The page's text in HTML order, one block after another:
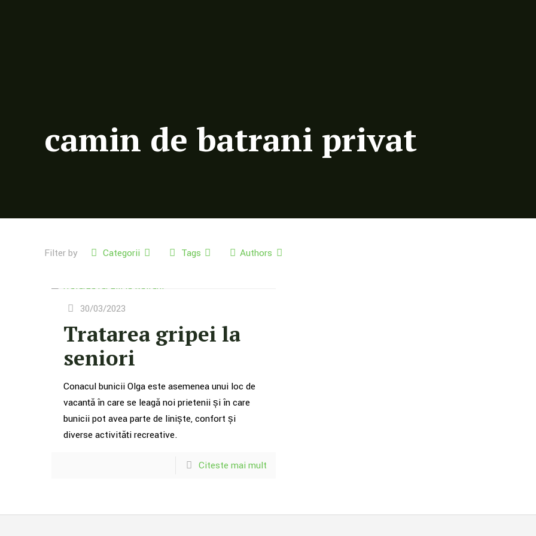
camin de batrani privat
Filter by Categorii Tags Authors
30/03/2023
Tratarea gripei la
seniori
Conacul bunicii Olga este asemenea unui loc de
vacanță în care se leagă noi prietenii și în care
bunicii pot avea parte de liniște, confort și
diverse activități recreative.
Citeste mai mult